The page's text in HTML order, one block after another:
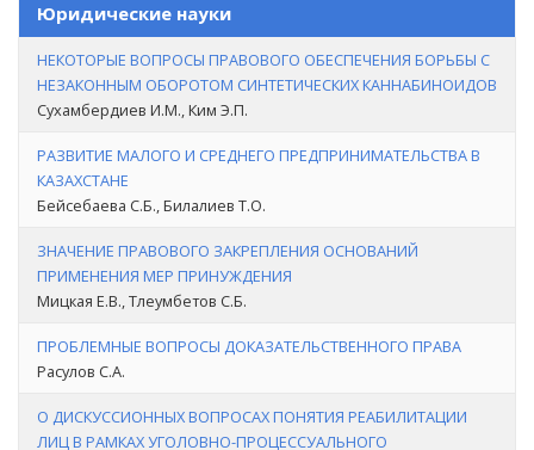
Юридические науки
НЕКОТОРЫЕ ВОПРОСЫ ПРАВОВОГО ОБЕСПЕЧЕНИЯ БОРЬБЫ С
НЕЗАКОННЫМ ОБОРОТОМ СИНТЕТИЧЕСКИХ КАННАБИНОИДОВ
Сухамбердиев И.М., Ким Э.П.
РАЗВИТИЕ МАЛОГО И СРЕДНЕГО ПРЕДПРИНИМАТЕЛЬСТВА В
КАЗАХСТАНЕ
Бейсебаева С.Б., Билалиев Т.О.
ЗНАЧЕНИЕ ПРАВОВОГО ЗАКРЕПЛЕНИЯ ОСНОВАНИЙ
ПРИМЕНЕНИЯ МЕР ПРИНУЖДЕНИЯ
Мицкая Е.В., Тлеумбетов С.Б.
ПРОБЛЕМНЫЕ ВОПРОСЫ ДОКАЗАТЕЛЬСТВЕННОГО ПРАВА
Расулов С.А.
О ДИСКУССИОННЫХ ВОПРОСАХ ПОНЯТИЯ РЕАБИЛИТАЦИИ
ЛИЦ В РАМКАХ УГОЛОВНО-ПРОЦЕССУАЛЬНОГО